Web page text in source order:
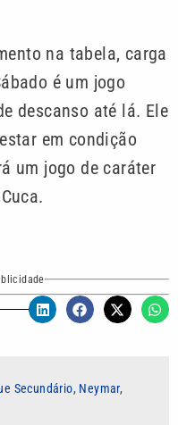
na tabela, carga
é um jogo
descanso até lá. Ele
em condição
um jogo de caráter
Secundário, Neymar,